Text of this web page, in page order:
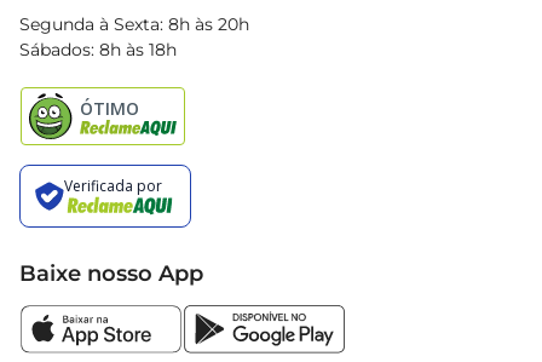
Blog Bretas
Black Friday
Segunda à Sexta: 8h às 20h
Sábados: 8h às 18h
Baixe nosso App